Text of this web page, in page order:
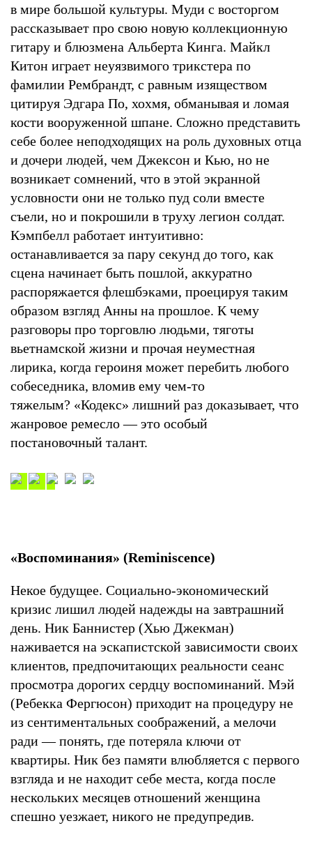
в мире большой культуры. Муди с восторгом
рассказывает про свою новую коллекционную
гитару и блюзмена Альберта Кинга. Майкл
Китон играет неуязвимого трикстера по
фамилии Рембрандт, с равным изяществом
цитируя Эдгара По, хохмя, обманывая и ломая
кости вооруженной шпане. Сложно представить
себе более неподходящих на роль духовных отца
и дочери людей, чем Джексон и Кью, но не
возникает сомнений, что в этой экранной
условности они не только пуд соли вместе
съели, но и покрошили в труху легион солдат.
Кэмпбелл работает интуитивно:
останавливается за пару секунд до того, как
сцена начинает быть пошлой, аккуратно
распоряжается флешбэками, проецируя таким
образом взгляд Анны на прошлое. К чему
разговоры про торговлю людьми, тяготы
вьетнамской жизни и прочая неуместная
лирика, когда героиня может перебить любого
собеседника, вломив ему чем-то
тяжелым? «Кодекс» лишний раз доказывает, что
жанровое ремесло — это особый
постановочный талант.
«Воспоминания» (Reminiscence)
Некое будущее. Социально-экономический
кризис лишил людей надежды на завтрашний
день. Ник Баннистер (Хью Джекман)
наживается на эскапистской зависимости своих
клиентов, предпочитающих реальности сеанс
просмотра дорогих сердцу воспоминаний. Мэй
(Ребекка Фергюсон) приходит на процедуру не
из сентиментальных соображений, а мелочи
ради — понять, где потеряла ключи от
квартиры. Ник без памяти влюбляется с первого
взгляда и не находит себе места, когда после
нескольких месяцев отношений женщина
спешно уезжает, никого не предупредив.